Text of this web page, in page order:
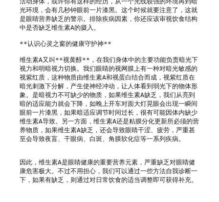
光环境，会有几秒钟眼前一片漆黑。这个时候就要注意了，这就
是眼睛营养缺乏的警示。排除疾病因素，你还应该审视饮食结构
中是否缺乏维生素A的摄入。
**认识心灵之窗的健康守护神**
维生素A又叫**视黄醇**，在我们身体中的主要功能负责暗光下
视力和明暗视力切换。我们眼睛的视网膜上有一种对暗光敏感的
视紫红质，这种物质由维生素A和视蛋白结合而成，视紫红质在
暗光刺激下分解，产生使神经冲动，让人体看到弱光下的物体形
象。是暗视力不可缺少的物质，如果维生素A缺乏，我们从亮到
暗的适应能力就会下降，如晚上开车对面大灯晃眼会出现一瞬间
眼前一片漆黑，如果暗适应调节时间过长，很有可能因体内缺少
维生素A导致。另一方面，维生素A还是粘膜分化更新所必须的营
养物质，如果维生素A缺乏，还会导致眼睛干涩、疲劳，严重甚
至会导致夜盲、干眼病、白斑、角膜软化症等一系列疾病。
因此，维生素A是眼睛健康的重要营养元素，严重缺乏对眼睛健
康危害极大。不过不用担心，我们可以通过一些方法自我诊断一
下，如果有缺乏，则通过对日常饮食的适当调整即可获得补充。